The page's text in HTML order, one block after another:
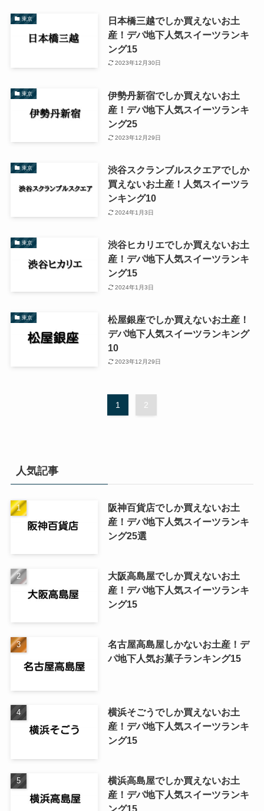
東京
日本橋三越でしか買えないお土
産！デパ地下人気スイーツランキ
ング15
2023年12月30日
東京
伊勢丹新宿でしか買えないお土
産！デパ地下人気スイーツランキ
ング25
2023年12月29日
東京
渋谷スクランブルスクエアでしか
買えないお土産！人気スイーツラ
ンキング10
2024年1月3日
東京
渋谷ヒカリエでしか買えないお土
産！デパ地下人気スイーツランキ
ング15
2024年1月3日
東京
松屋銀座でしか買えないお土産！
デパ地下人気スイーツランキング
10
2023年12月29日
1 2
人気記事
阪神百貨店でしか買えないお土
産！デパ地下人気スイーツランキ
ング25選
大阪高島屋でしか買えないお土
産！デパ地下人気スイーツランキ
ング15
名古屋高島屋しかないお土産！デ
パ地下人気お菓子ランキング15
横浜そごうでしか買えないお土
産！デパ地下人気スイーツランキ
ング15
横浜高島屋でしか買えないお土
産！デパ地下人気スイーツランキ
ング15